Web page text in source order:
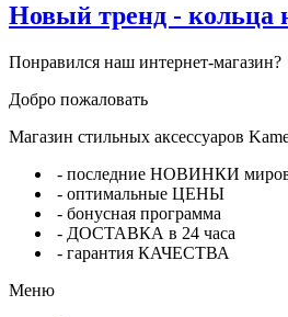
Новый тренд - кольца
Понравился наш интернет-магазин?
Добро пожаловать
Магазин стильных аксессуаров
- последние НОВИНКИ
- оптимальные ЦЕНЫ
- бонусная программа
- ДОСТАВКА в 24 часа
- гарантия КАЧЕСТВА
Меню